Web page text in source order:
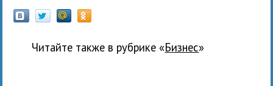
Читайте также в рубрике « бизнес»